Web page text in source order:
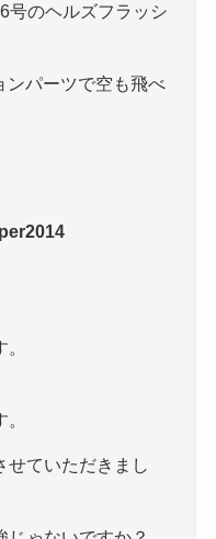
号のヘルズフラッシ
ンパーツで空も飛べ
せていただきまし